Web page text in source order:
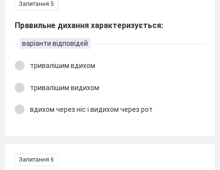
Запитання 5
Правильне дихання характеризується:
варіанти відповідей
тривалішим вдихом
тривалішим видихом
вдихом через ніс і видихом через рот
Запитання 6